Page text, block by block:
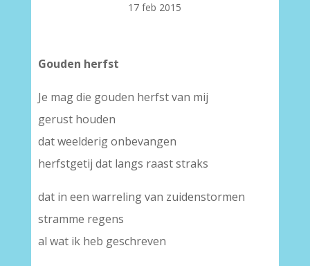
17 feb 2015
Gouden herfst
Je mag die gouden herfst van mij
gerust houden
dat weelderig onbevangen
herfstgetij dat langs raast straks
dat in een warreling van zuidenstormen
stramme regens
al wat ik heb geschreven